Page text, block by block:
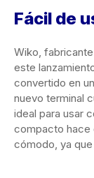
Fácil de
Wiko,
este
convertido en
nuevo terminal
ideal para usar
compacto hace
cómodo, ya